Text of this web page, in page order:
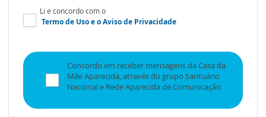
Li e concordo com o
Termo de Usoe oAviso de Privacidade
Concordo em receber mensagens da Casa da
Mãe Aparecida, através do grupo Santuário
Nacional e Rede Aparecida de Comunicação